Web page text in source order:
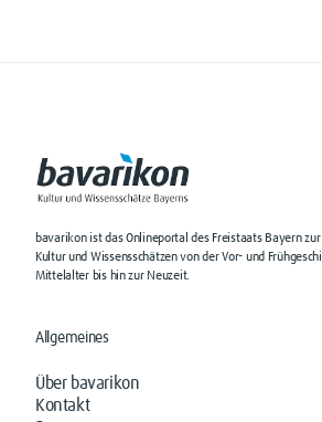
bavarikon ist das Onlineportal des Freistaats Bayern
Kultur und Wissensschätzen von der Vor- und
Mittelalter bis hin zur Neuzeit.
Allgemeines
Über bavarikon
Kontakt